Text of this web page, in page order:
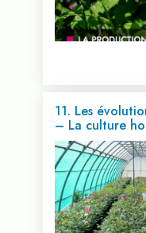
11. Les
– La culture